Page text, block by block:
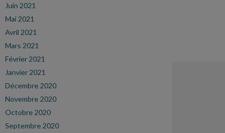
Juin 2021
Mai 2021
Avril 2021
Mars 2021
Février 2021
Janvier 2021
Décembre 2020
Novembre 2020
Octobre 2020
Septembre 2020